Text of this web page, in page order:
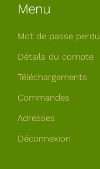
Menu
Mot de passe perdu
Détails du compte
Téléchargements
Commandes
Adresses
Déconnexion